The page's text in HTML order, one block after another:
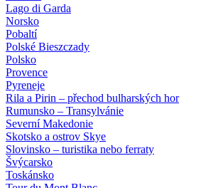
Lago di Garda
Norsko
Pobaltí
Polské Bieszczady
Polsko
Provence
Pyreneje
Rila a Pirin – přechod bulharských hor
Rumunsko – Transylvánie
Severní Makedonie
Skotsko a ostrov Skye
Slovinsko – turistika nebo ferraty
Švýcarsko
Toskánsko